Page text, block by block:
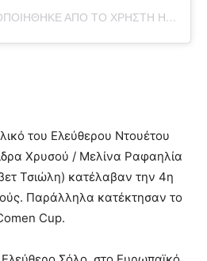
Η ΔΗΜΟΣΊΕΥΣΗ ΚΟΙΝΟΠΟΙΉΘΗΚΕ ΑΠΌ ΤΟ ΧΡΉΣΤΗ HELLENIC AQUATICS FEDERATION (@KOE_HAF)
του Ελεύθερου Ντουέτου
Χρυσού / Μελίνα Ραφαηλία
Τσιώλη) κατέλαβαν την 4η
Παράλληλα κατέκτησαν το
Cup.